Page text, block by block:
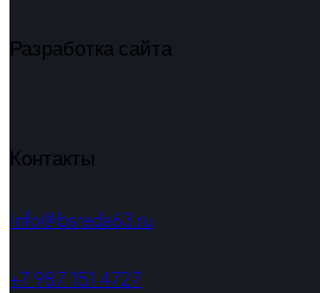
Разработка сайта
Контакты
info@bsreda63.ru
+7 987 151 4727